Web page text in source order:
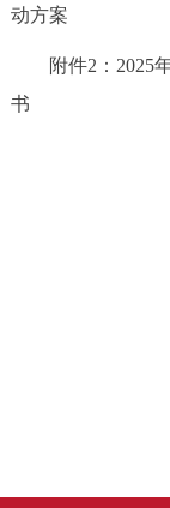
动方案
附件2： 2025
书